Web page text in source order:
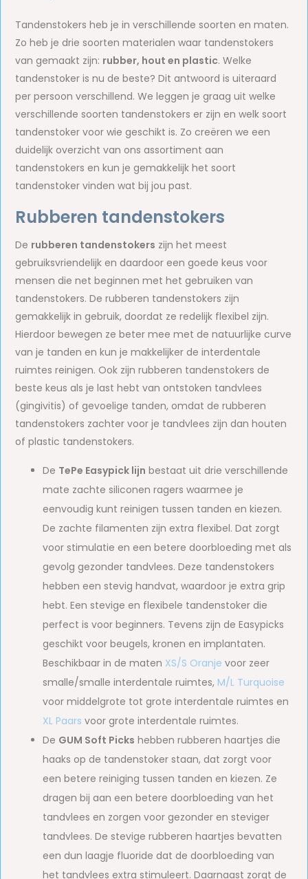
Tandenstokers heb je in verschillende soorten en maten.
Zo heb je drie soorten materialen waar tandenstokers
van gemaakt zijn: rubber, hout en plastic. Welke
tandenstoker is nu de beste? Dit antwoord is uiteraard
per persoon verschillend. We leggen je graag uit welke
verschillende soorten tandenstokers er zijn en welk soort
tandenstoker voor wie geschikt is. Zo creëren we een
duidelijk overzicht van ons assortiment aan
tandenstokers en kun je gemakkelijk het soort
tandenstoker vinden wat bij jou past.
Rubberen tandenstokers
De rubberen tandenstokers zijn het meest
gebruiksvriendelijk en daardoor een goede keus voor
mensen die net beginnen met het gebruiken van
tandenstokers. De rubberen tandenstokers zijn
gemakkelijk in gebruik, doordat ze redelijk flexibel zijn.
Hierdoor bewegen ze beter mee met de natuurlijke curve
van je tanden en kun je makkelijker de interdentale
ruimtes reinigen. Ook zijn rubberen tandenstokers de
beste keus als je last hebt van ontstoken tandvlees
(gingivitis) of gevoelige tanden, omdat de rubberen
tandenstokers zachter voor je tandvlees zijn dan houten
of plastic tandenstokers.
De TePe Easypick lijn bestaat uit drie verschillende
mate zachte siliconen ragers waarmee je
eenvoudig kunt reinigen tussen tanden en kiezen.
De zachte filamenten zijn extra flexibel. Dat zorgt
voor stimulatie en een betere doorbloeding met als
gevolg gezonder tandvlees. Deze tandenstokers
hebben een stevig handvat, waardoor je extra grip
hebt. Een stevige en flexibele tandenstoker die
perfect is voor beginners. Tevens zijn de Easypicks
geschikt voor beugels, kronen en implantaten.
Beschikbaar in de maten XS/S Oranje voor zeer
smalle/smalle interdentale ruimtes, M/L Turquoise
voor middelgrote tot grote interdentale ruimtes en
XL Paars voor grote interdentale ruimtes.
De GUM Soft Picks hebben rubberen haartjes die
haaks op de tandenstoker staan, dat zorgt voor
een betere reiniging tussen tanden en kiezen. Ze
dragen bij aan een betere doorbloeding van het
tandvlees en zorgen voor gezonder en steviger
tandvlees. De stevige rubberen haartjes bevatten
een dun laagje fluoride dat de doorbloeding van
het tandvlees extra stimuleert. Daarnaast zorgt de